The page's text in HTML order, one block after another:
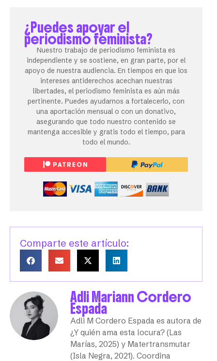
¿Puedes apoyar el
periodismo feminista?
Nuestro trabajo de periodismo feminista es
independiente y se sostiene, en gran parte, por el
apoyo de nuestra audiencia. En tiempos en que los
intereses antiderechos acechan nuestras
libertades, el periodismo feminista es aún más
pertinente. Puedes ayudarnos a fortalecerlo, con
una aportación mensual o con un donativo,
asegurando que todo nuestro contenido se
mantenga accesible y gratis todo el tiempo, para
todo el mundo.
Comparte este artículo:
Adli Mariann Cordero
Espada
Adli M Cordero Espada es autora de
¿Y quién ama esta locura? (Las
Marías, 2025) y Matertransmutar
(Isla Negra, 2021). Coordina